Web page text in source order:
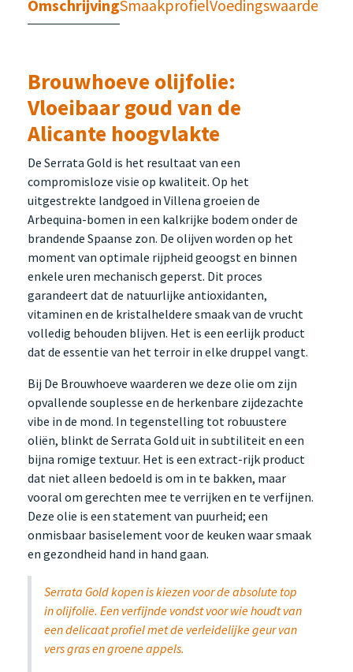
OmschrijvingSmaakprofielVoedingswaarden
Brouwhoeve olijfolie:
Vloeibaar goud van de
Alicante hoogvlakte
De Serrata Gold is het resultaat van een
compromisloze visie op kwaliteit. Op het
uitgestrekte landgoed in Villena groeien de
Arbequina-bomen in een kalkrijke bodem onder de
brandende Spaanse zon. De olijven worden op het
moment van optimale rijpheid geoogst en binnen
enkele uren mechanisch geperst. Dit proces
garandeert dat de natuurlijke antioxidanten,
vitaminen en de kristalheldere smaak van de vrucht
volledig behouden blijven. Het is een eerlijk product
dat de essentie van het terroir in elke druppel vangt.
Bij De Brouwhoeve waarderen we deze olie om zijn
opvallende souplesse en de herkenbare zijdezachte
vibe in de mond. In tegenstelling tot robuustere
oliën, blinkt de Serrata Gold uit in subtiliteit en een
bijna romige textuur. Het is een extract-rijk product
dat niet alleen bedoeld is om in te bakken, maar
vooral om gerechten mee te verrijken en te verfijnen.
Deze olie is een statement van puurheid; een
onmisbaar basiselement voor de keuken waar smaak
en gezondheid hand in hand gaan.
Serrata Gold kopen is kiezen voor de absolute top
in olijfolie. Een verfijnde vondst voor wie houdt van
een delicaat profiel met de verleidelijke geur van
vers gras en groene appels.